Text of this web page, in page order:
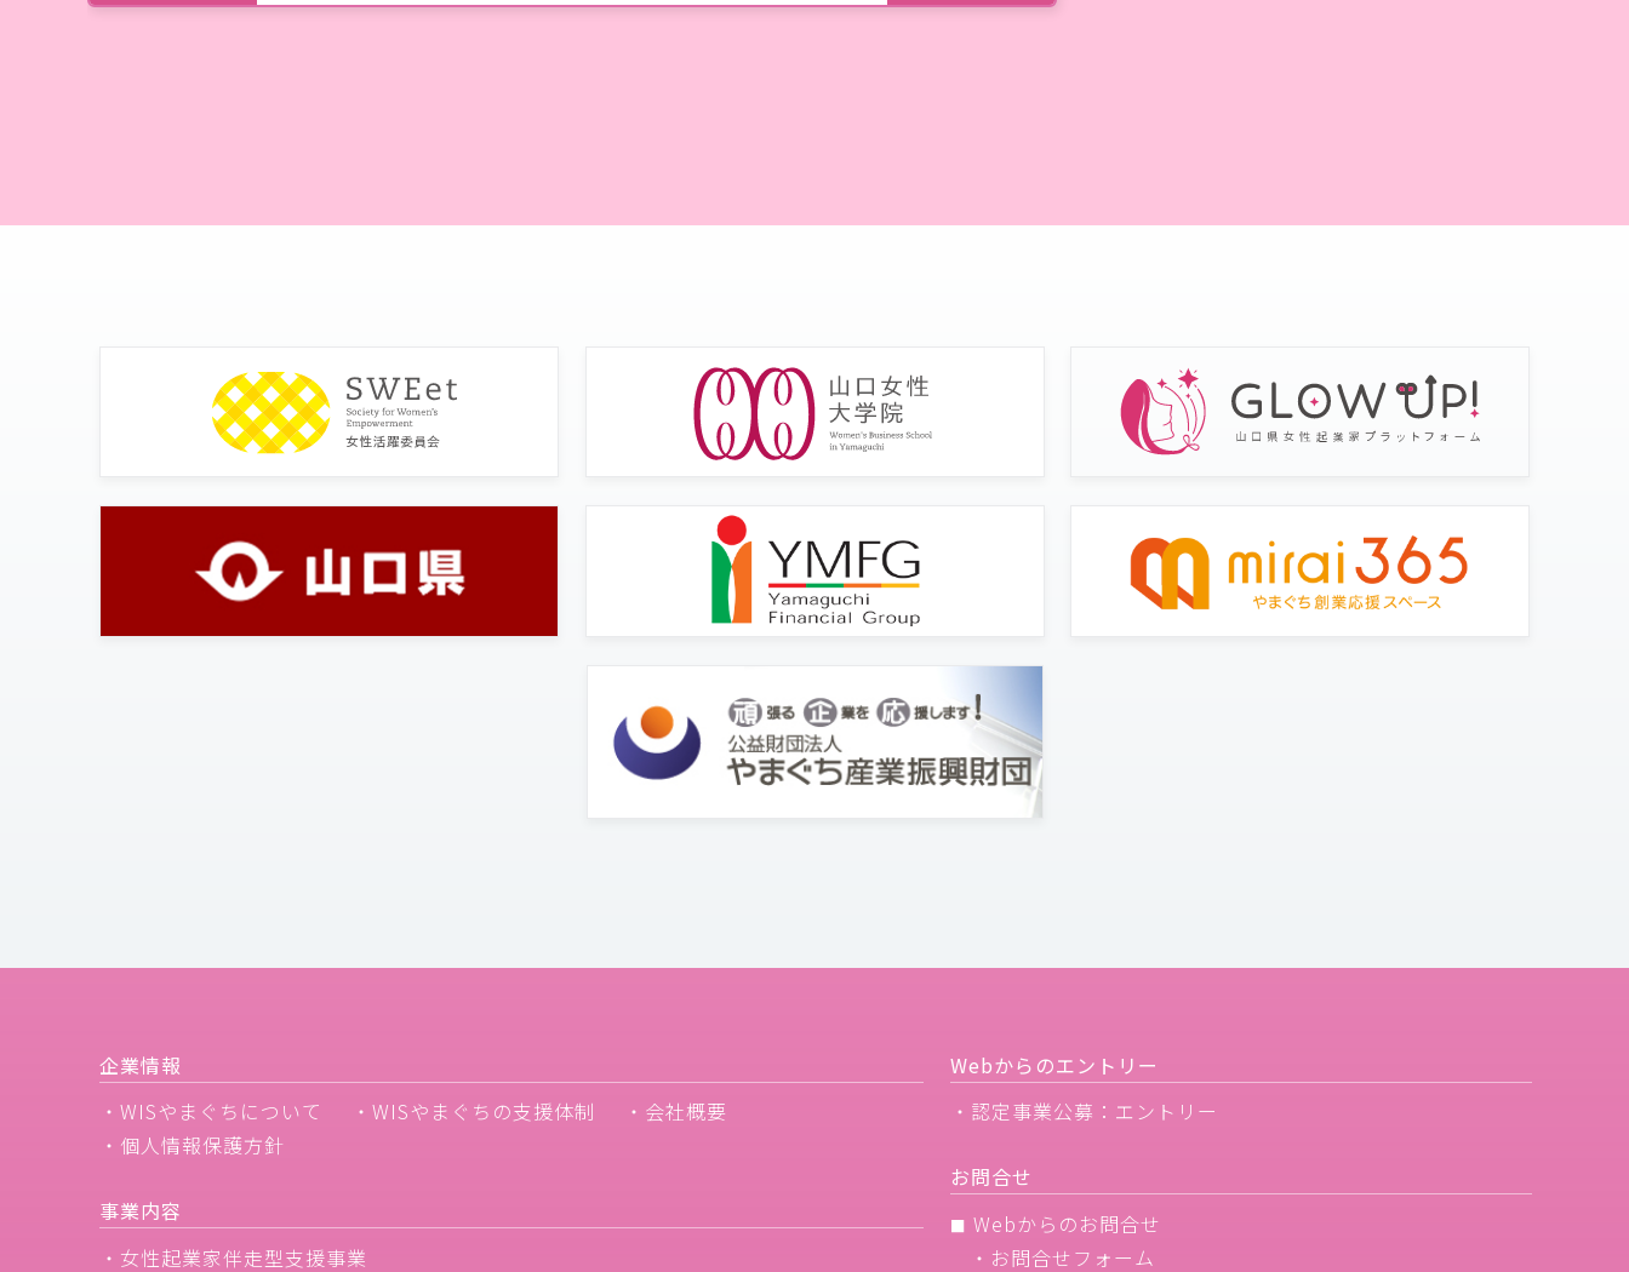
企業情報
・WISやまぐちについて
・WISやまぐちの支援体制
・会社概要
・個人情報保護方針
事業内容
・女性起業家伴走型支援事業
Webからのエントリー
・認定事業公募：エントリー
お問合せ
■ Webからのお問合せ
・ お問合せフォーム